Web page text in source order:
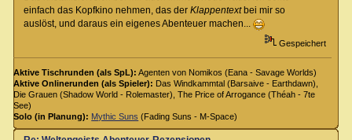
einfach das Kopfkino nehmen, das der Klappentextbei mir so
auslöst, und daraus ein eigenes Abenteuer machen...
Gespeichert
Aktive Tischrunden (als SpL): Agenten von Nomikos (Eana - Savage Worlds)
Aktive Onlinerunden (als Spieler): Das Windkammtal (Barsaive - Earthdawn),
Die Grauen (Shadow World - Rolemaster), The Price of Arrogance (Théah - 7te
See)
Solo (in Planung): Mythic Suns (Fading Suns - M-Space)